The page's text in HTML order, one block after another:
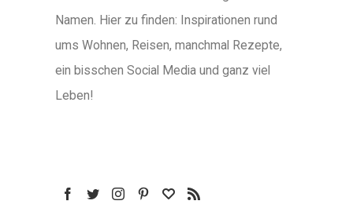
Namen. Hier zu finden: Inspirationen rund
ums Wohnen, Reisen, manchmal Rezepte,
ein bisschen Social Media und ganz viel
Leben!